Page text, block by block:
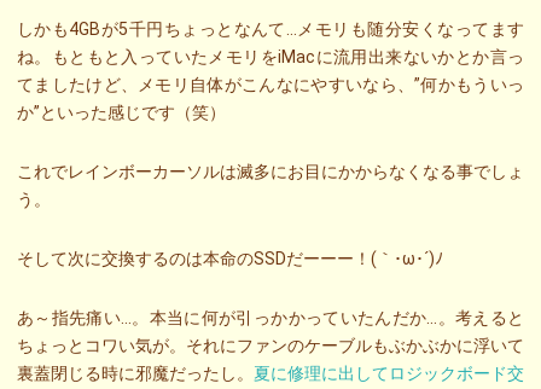
しかも4GBが5千円ちょっとなんて…メモリも随分安くなってます
ね。もともと入っていたメモリをiMacに流用出来ないかとか言っ
てましたけど、メモリ自体がこんなにやすいなら、”何かもういっ
か”といった感じです（笑）
これでレインボーカーソルは滅多にお目にかからなくなる事でしょ
う。
そして次に交換するのは本命のSSDだーーー！(｀･ω･´)ﾉ
あ～指先痛い…。本当に何が引っかかっていたんだか…。考えると
ちょっとコワい気が。それにファンのケーブルもぶかぶかに浮いて
裏蓋閉じる時に邪魔だったし。 夏に修理に出してロジックボード交